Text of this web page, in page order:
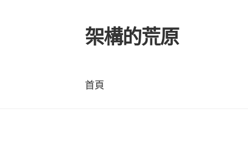
跳
至
覽
列
跳
至
要
內
架構的荒原
首頁